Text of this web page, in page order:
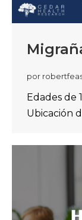
por
Edades de
Ubicación